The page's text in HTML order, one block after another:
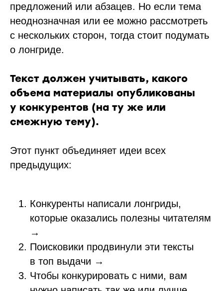
предложений или абзацев. Но если тема
неоднозначная или ее можно рассмотреть
с нескольких сторон, тогда стоит подумать
о лонгриде.
Текст должен учитывать, какого
объема материалы опубликованы
у конкурентов (на ту же или
смежную тему).
Этот пункт объединяет идеи всех
предыдущих:
Конкуренты написали лонгриды,
которые оказались полезны читателям
→
Поисковики продвинули эти тексты
в топ выдачи →
Чтобы конкурировать с ними, вам